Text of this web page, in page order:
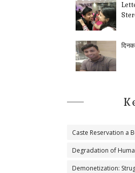
Caste Reservation a
Degradation of
Demonetization: